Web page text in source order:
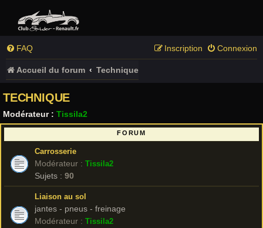
FAQ Connexion
Inscription
Accueil du forum Technique
TECHNIQUE
Modérateur : Tissila2
FORUM
Carrosserie
Modérateur : Tissila2
Sujets : 90
Liaison au sol
jantes - pneus - freinage
Modérateur : Tissila2